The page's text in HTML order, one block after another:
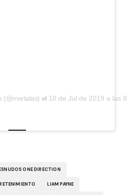
(@mertalas) el 10 de Jul de 2019 a las
ONE DIRECTION
LIAM PAYNE